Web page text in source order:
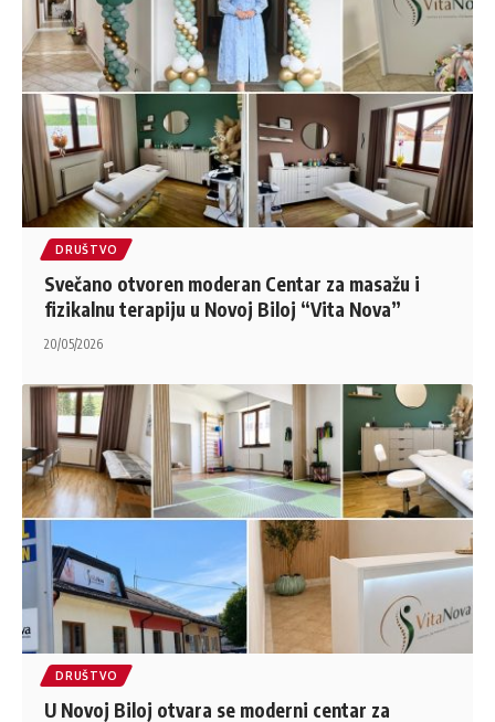
DRUŠTVO
Svečano otvoren moderan Centar za masažu i
fizikalnu terapiju u Novoj Biloj “Vita Nova”
20/05/2026
DRUŠTVO
U Novoj Biloj otvara se moderni centar za